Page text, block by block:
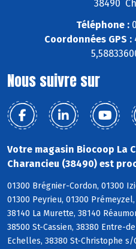
38490
Téléphone :
Coordonnées GPS :
Nous suivre sur
Votre magasin Biocoop La
Charancieu (38490) est
01300 Brégnier-Cordon, 01300
01300 Peyrieu, 01300
38140 La Murette, 38140
38500 St-Cassien, 38380 Entre-
Echelles, 38380 St-Christophe s/